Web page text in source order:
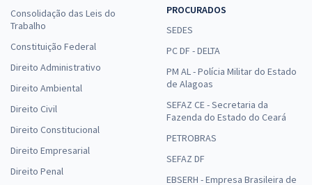
Consolidação das Leis do
Trabalho
Constituição Federal
Direito Administrativo
Direito Ambiental
Direito Civil
Direito Constitucional
Direito Empresarial
Direito Penal
PROCURADOS
SEDES
PC DF - DELTA
PM AL - Polícia Militar do Estado
de Alagoas
SEFAZ CE - Secretaria da
Fazenda do Estado do Ceará
PETROBRAS
SEFAZ DF
EBSERH - Empresa Brasileira de